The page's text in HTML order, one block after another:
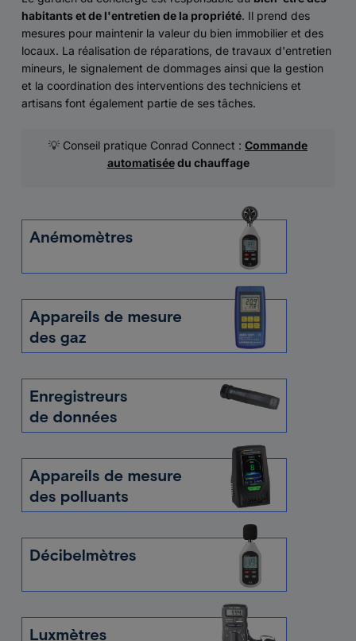
habitants et de l'entretien de la propriété. Il prend des
mesures pour maintenir la valeur du bien immobilier et des
locaux. La réalisation de réparations, de travaux d'entretien
mineurs, le signalement de dommages ainsi que la gestion
et la coordination des interventions des techniciens et
artisans font également partie de ses tâches.
💡 Conseil pratique Conrad Connect : Commande
automatiséedu chauffage